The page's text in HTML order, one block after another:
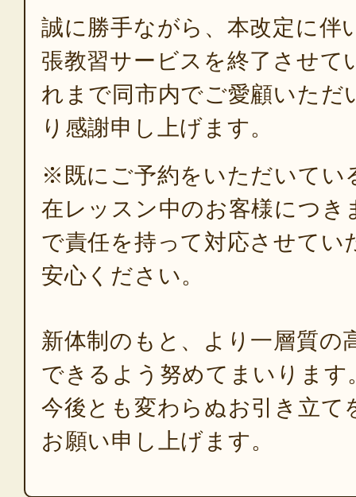
誠に勝手ながら、本改定に伴
張教習サービスを終了させて
れまで同市内でご愛顧いただ
り感謝申し上げます。
※既にご予約をいただいてい
在レッスン中のお客様につき
で責任を持って対応させてい
安心ください。
新体制のもと、より一層質の
できるよう努めてまいります
今後とも変わらぬお引き立て
お願い申し上げます。